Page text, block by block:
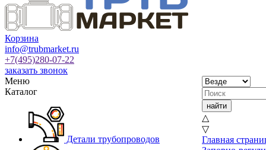
Корзина
info@trubmarket.ru
+7(495)280-07-22
заказать звонок
Меню
Каталог
Детали трубопроводов
△
▽
Главная